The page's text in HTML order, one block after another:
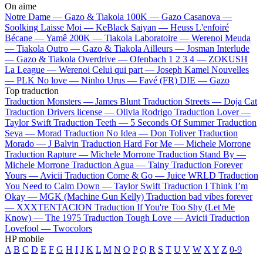
On aime
Notre Dame — Gazo & Tiakola 100K — Gazo Casanova —
Soolking Laisse Moi — KeBlack Saiyan — Heuss L'enfoiré
Bécane —Yamê 200K — Tiakola Laboratoire — Werenoi Meuda
— Tiakola Outro — Gazo & Tiakola Ailleurs — Josman Interlude
— Gazo & Tiakola Overdrive — Ofenbach 1 2 3 4 — ZOKUSH
La League — Werenoi Celui qui part — Joseph Kamel Nouvelles
— PLK No love — Ninho Urus — Favé (FR) DIE — Gazo
Top traduction
Traduction Monsters — James Blunt Traduction Streets — Doja Cat
Traduction Drivers license — Olivia Rodrigo Traduction Lover —
Taylor Swift Traduction Teeth — 5 Seconds Of Summer Traduction
Seya — Morad Traduction No Idea — Don Toliver Traduction
Morado — J Balvin Traduction Hard For Me — Michele Morrone
Traduction Rapture — Michele Morrone Traduction Stand By —
Michele Morrone Traduction Agua — Tainy Traduction Forever
Yours — Avicii Traduction Come & Go — Juice WRLD Traduction
You Need to Calm Down — Taylor Swift Traduction I Think I’m
Okay — MGK (Machine Gun Kelly) Traduction bad vibes forever
— XXXTENTACION Traduction If You're Too Shy (Let Me
Know) — The 1975 Traduction Tough Love — Avicii Traduction
Lovefool — Twocolors
HP mobile
A B C D E F G H I J K L M N O P Q R S T U V W X Y Z 0-9